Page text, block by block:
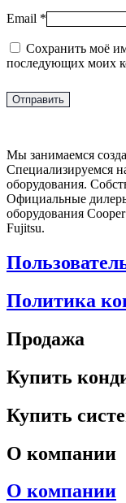
Email *
Сохранить моё
последующих моих
Мы занимаемся
Специализируемся
оборудования.
Официальные
оборудования
Fujitsu.
Политика
Продажа
Купить
Купить
О компании
О компании